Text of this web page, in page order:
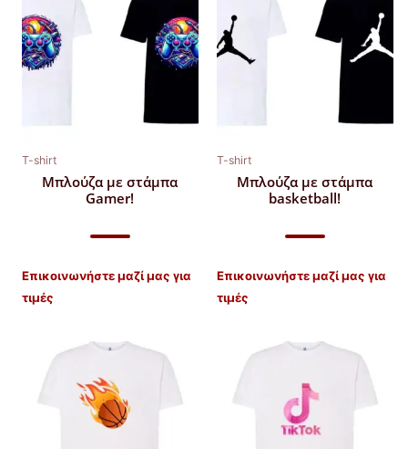
T-shirt
Μπλούζα με στάμπα
Gamer!
Επικοινωνήστε μαζί μας για
τιμές
T-shirt
Μπλούζα με στάμπα
basketball!
Επικοινωνήστε μαζί μας για
τιμές